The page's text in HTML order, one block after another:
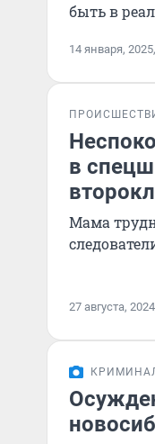
быть в
14 января,
в
Мама
27 августа,